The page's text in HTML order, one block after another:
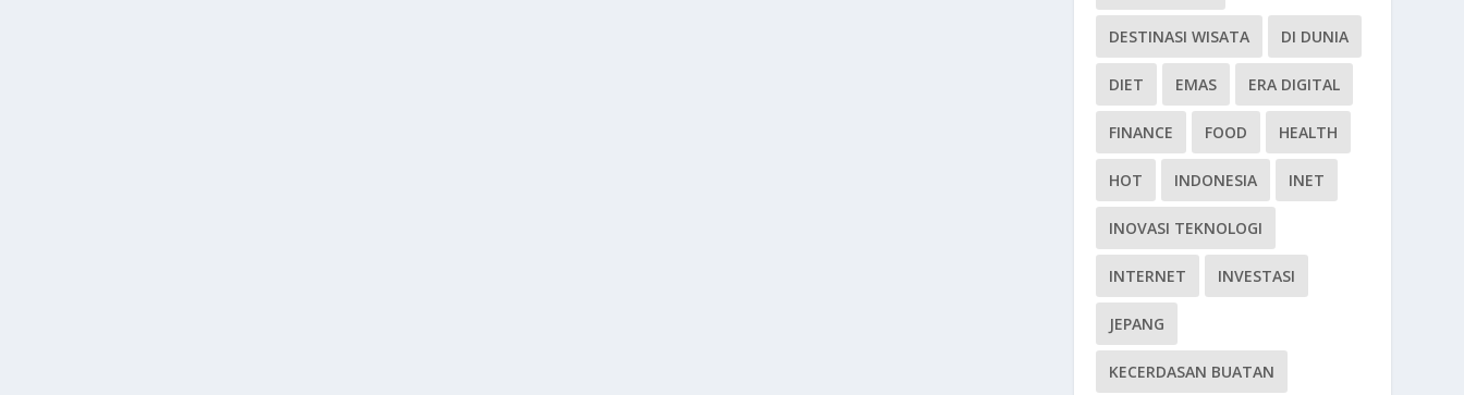
DESTINASI WISATA DI DUNIA
DIET EMAS ERA DIGITAL
FINANCE FOOD HEALTH
HOT INDONESIA INET
INOVASI TEKNOLOGI
INTERNET INVESTASI
JEPANG
KECERDASAN BUATAN